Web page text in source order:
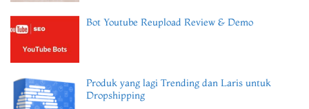
Bot Youtube Reupload Review & Demo
Produk yang lagi Trending dan Laris untuk
Dropshipping